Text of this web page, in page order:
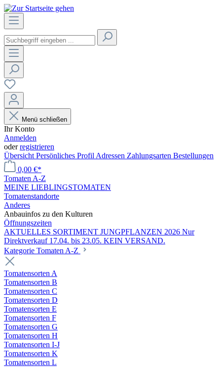
Menü schließen
Ihr Konto
Anmelden
oderregistrieren
Übersicht Persönliches Profil Adressen Zahlungsarten Bestellungen
0,00 €*
Tomaten A-Z
MEINE LIEBLINGSTOMATEN
Tomatenstandorte
Anderes
Anbauinfos zu den Kulturen
Öffnungszeiten
AKTUELLES SORTIMENT JUNGPFLANZEN 2026 Nur
Direktverkauf 17.04. bis 23.05. KEIN VERSAND.
Kategorie Tomaten A-Z
Tomatensorten A
Tomatensorten B
Tomatensorten C
Tomatensorten D
Tomatensorten E
Tomatensorten F
Tomatensorten G
Tomatensorten H
Tomatensorten I-J
Tomatensorten K
Tomatensorten L